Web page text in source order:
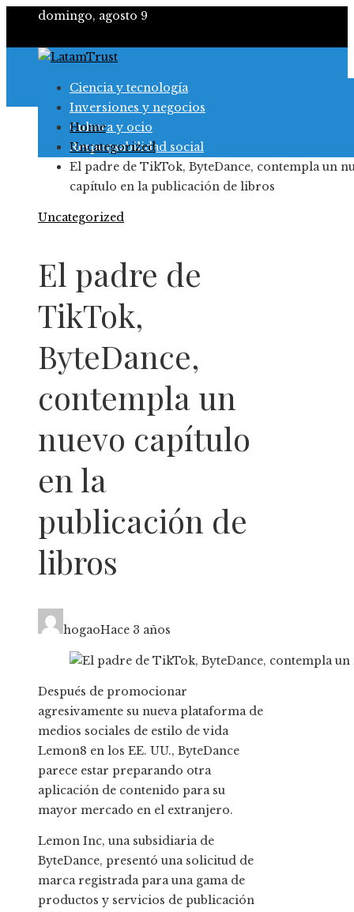
domingo, agosto 9
Ciencia y tecnología
Inversiones y negocios
Cultura y ocio
Responsabilidad social
Home
Uncategorized
El padre de TikTok, ByteDance, contempla un
capítulo en la publicación de libros
Uncategorized
El padre de
TikTok,
ByteDance,
contempla un
nuevo capítulo
en la
publicación de
libros
hogaoHace 3 años
Después de promocionar
agresivamente su nueva plataforma de
medios sociales de estilo de vida
Lemon8 en los EE. UU., ByteDance
parece estar preparando otra
aplicación de contenido para su
mayor mercado en el extranjero.
Lemon Inc, una subsidiaria de
ByteDance, presentó una solicitud de
marca registrada para una gama de
productos y servicios de publicación